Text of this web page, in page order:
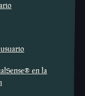
en la